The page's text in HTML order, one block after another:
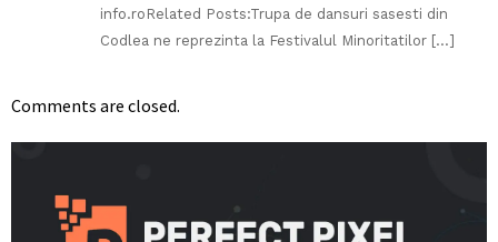
info.roRelated Posts:Trupa de dansuri sasesti din
Codlea ne reprezinta la Festivalul Minoritatilor […]
Comments are closed.